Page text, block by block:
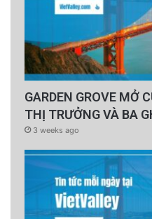
GARDEN GROVE MỞ
THỊ TRƯỞNG VÀ BA
3 weeks ago